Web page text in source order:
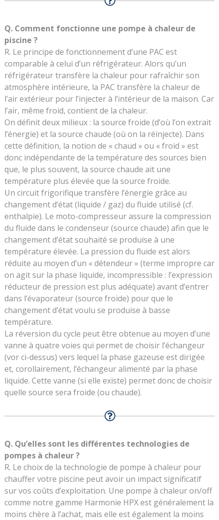
Q. Comment fonctionne une pompe à chaleur de
piscine ?
R. Le principe de fonctionnement d’une PAC est
comparable à celui d’un réfrigérateur. Alors qu’un
réfrigérateur transfère la chaleur pour rafraîchir son
atmosphère intérieure, la PAC transfère la chaleur de
l’air extérieur pour l’injecter à l’intérieur de la maison. Car
l’air, même froid, contient de la chaleur.
On définit deux milieux : la source froide (d’où l’on extrait
l’énergie) et la source chaude (où on la réinjecte). Dans
cette définition, la notion de « chaud » ou « froid » est
donc indépendante de la température des sources bien
que, le plus souvent, la source chaude ait une
température plus élevée que la source froide.
Un circuit frigorifique transfère l’énergie grâce au
changement d’état (liquide / gaz) du fluide utilisé (cf.
enthalpie). Le moto-compresseur assure la compression
du fluide dans le condenseur (source chaude) afin que le
changement d’état souhaité se produise à une
température élevée. La pression du fluide est alors
réduite au moyen d’un « détendeur » (terme impropre car
on agit sur la phase liquide, incompressible : l’expression
réducteur de pression est plus adéquate) avant d’entrer
dans l’évaporateur (source froide) pour que le
changement d’état voulu se produise à basse
température.
La réversion du cycle peut être obtenue au moyen d’une
vanne à quatre voies qui permet de choisir l’échangeur
(vor ci-dessus) vers lequel la phase gazeuse est dirigée
et, corollairement, l’échangeur alimenté par la phase
liquide. Cette vanne (si elle existe) permet donc de choisir
quelle source sera froide (ou chaude).
Q. Qu’elles sont les différentes technologies de
pompes à chaleur ?
R. Le choix de la technologie de pompe à chaleur pour
chauffer votre piscine peut avoir un impact significatif
sur vos coûts d’exploitation. Une pompe à chaleur on/off
comme notre gamme Harmonie HPX est généralement la
moins chère à l’achat, mais elle est également la moins